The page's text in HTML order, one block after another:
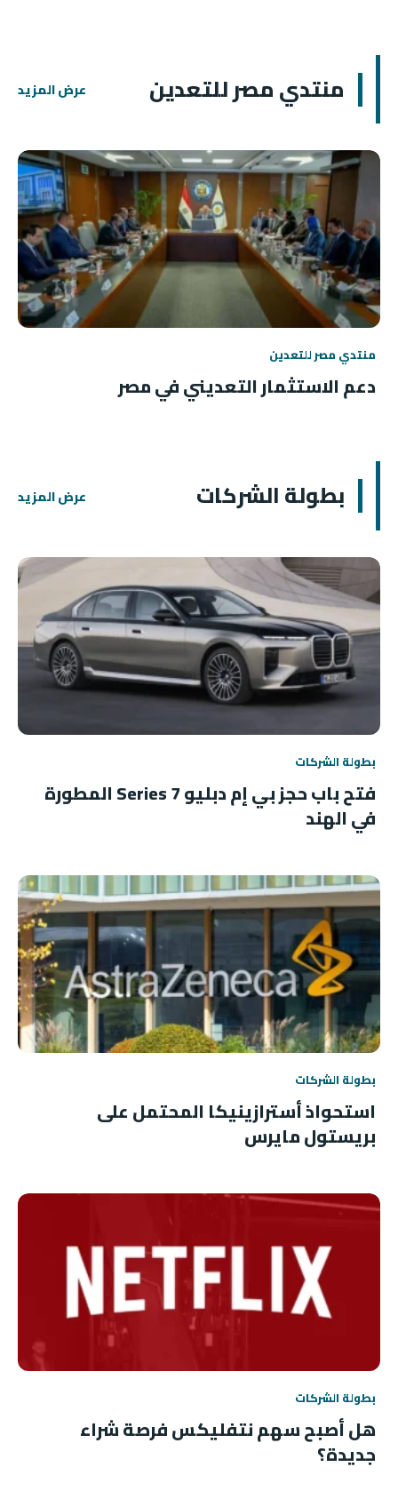
منتدي مصر للتعدين عرض المزيد
منتدي مصر للتعدين
دعم الاستثمار التعديني في مصر
بطولة الشركات عرض المزيد
بطولة الشركات
فتح باب حجز بي إم دبليو 7 Series المطورة
في الهند
بطولة الشركات
استحواذ أسترازينيكا المحتمل على
بريستول مايرس
بطولة الشركات
هل أصبح سهم نتفليكس فرصة شراء
جديدة؟